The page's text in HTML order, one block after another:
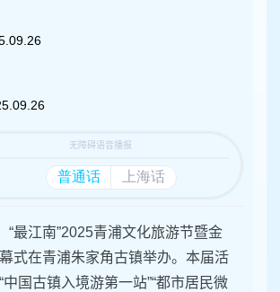
“最江南”2025青浦文化旅游节暨金
式在青浦朱家角古镇举办。本届活
中国古镇入境游第一站”“都市居民微